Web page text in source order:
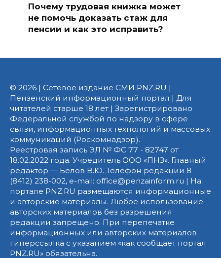
Почему трудовая книжка может
не помочь доказать стаж для
пенсии и как это исправить?
© 2026 | Сетевое издание СМИ PNZ.RU |
Пензенский информационный портал | Для
читателей старше 18 лет | Зарегистрировано
Федеральной службой по надзору в сфере
связи, информационных технологий и массовых
коммуникаций (Роскомнадзор).
Реестровая запись ЭЛ № ФС 77 - 82747 от
18.02.2022 года. Учредитель ООО «ПНЗ». Главный
редактор — Белов В.Ю. Телефон редакции 8
(8412) 238-002, e-mail: office@penzainform.ru | На
портале PNZ.RU размещаются информационные
и авторские материалы. Любое использование
авторских материалов без разрешения
редакции запрещено. При перепечатке
информационных или авторских материалов
гиперссылка с указанием «как сообщает портал
PNZ.RU» обязательна.